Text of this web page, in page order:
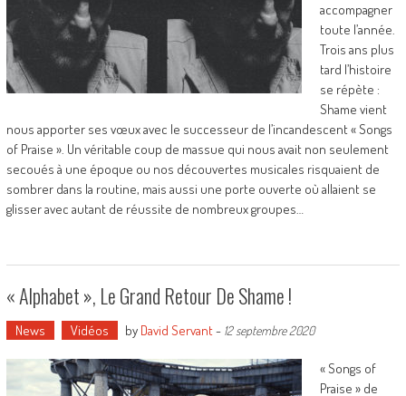
accompagner
toute l’année.
Trois ans plus
tard l’histoire
se répète :
Shame vient
nous apporter ses vœux avec le successeur de l’incandescent « Songs
of Praise ». Un véritable coup de massue qui nous avait non seulement
secoués à une époque ou nos découvertes musicales risquaient de
sombrer dans la routine, mais aussi une porte ouverte où allaient se
glisser avec autant de réussite de nombreux groupes…
« Alphabet », Le Grand Retour De Shame !
News Vidéos by David Servant- 12 septembre 2020
« Songs of
Praise » de